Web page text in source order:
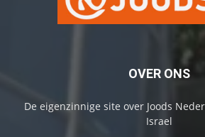
OVER ONS
De eigenzinnige site over Joods
Israel